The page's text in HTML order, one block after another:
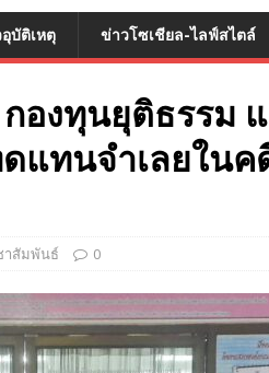
บัติเหตุ ข่าวโซเชียล-ไลฟ์สไตล์
องทุนยุติธรรม
แทนจำเลยใน
าสัมพันธ์ 0